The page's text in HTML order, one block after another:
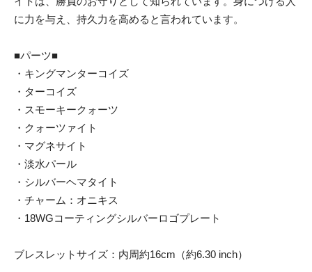
に力を与え、持久力を高めると言われています。
■パーツ■
・キングマンターコイズ
・ターコイズ
・スモーキークォーツ
・クォーツァイト
・マグネサイト
・淡水パール
・シルバーヘマタイト
・チャーム：オニキス
・18WGコーティングシルバーロゴプレート
ブレスレットサイズ：内周約16cm（約6.30 inch）